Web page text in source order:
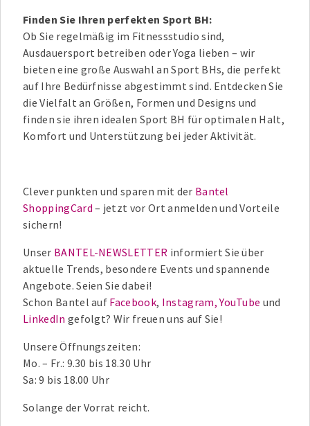
Finden Sie Ihren perfekten Sport BH:
Ob Sie regelmäßig im Fitnessstudio sind,
Ausdauersport betreiben oder Yoga lieben – wir
bieten eine große Auswahl an Sport BHs, die perfekt
auf Ihre Bedürfnisse abgestimmt sind. Entdecken Sie
die Vielfalt an Größen, Formen und Designs und
finden sie ihren idealen Sport BH für optimalen Halt,
Komfort und Unterstützung bei jeder Aktivität.
Clever punkten und sparen mit der Bantel
ShoppingCard – jetzt vor Ort anmelden und Vorteile
sichern!
Unser BANTEL-NEWSLETTER informiert Sie über
aktuelle Trends, besondere Events und spannende
Angebote. Seien Sie dabei!
Schon Bantel auf Facebook, Instagram,YouTube und
LinkedIn gefolgt? Wir freuen uns auf Sie!
Unsere Öffnungszeiten:
Mo. – Fr.: 9.30 bis 18.30 Uhr
Sa: 9 bis 18.00 Uhr
Solange der Vorrat reicht.